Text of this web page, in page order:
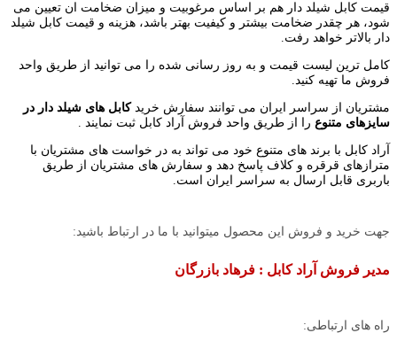
قیمت کابل شیلد دار هم بر اساس مرغوبیت و میزان ضخامت ان تعیین می
شود، هر چقدر ضخامت بیشتر و کیفیت بهتر باشد، هزینه و قیمت کابل شیلد
دار بالاتر خواهد رفت.
کامل ترین لیست قیمت و به روز رسانی شده را می توانید از طریق واحد
فروش ما تهیه کنید.
مشتریان از سراسر ایران می توانند سفارش خرید کابل های شیلد دار در
سایزهای متنوع را از طریق واحد فروش آراد کابل ثبت نمایند .
آراد کابل با برند های متنوع خود می تواند به در خواست های مشتریان با
مترازهای قرقره و کلاف پاسخ دهد و سفارش های مشتریان از طریق
باربری قابل ارسال به سراسر ایران است.
جهت خرید و فروش این محصول میتوانید با ما در ارتباط باشید:
مدیر فروش آراد کابل : فرهاد بازرگان
راه های ارتباطی: